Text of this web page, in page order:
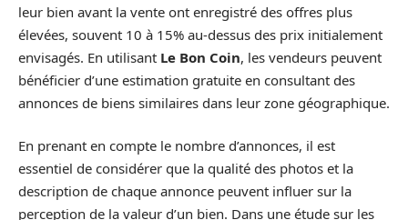
leur bien avant la vente ont enregistré des offres plus
élevées, souvent 10 à 15% au-dessus des prix initialement
envisagés. En utilisant Le Bon Coin, les vendeurs peuvent
bénéficier d’une estimation gratuite en consultant des
annonces de biens similaires dans leur zone géographique.
En prenant en compte le nombre d’annonces, il est
essentiel de considérer que la qualité des photos et la
description de chaque annonce peuvent influer sur la
perception de la valeur d’un bien. Dans une étude sur les